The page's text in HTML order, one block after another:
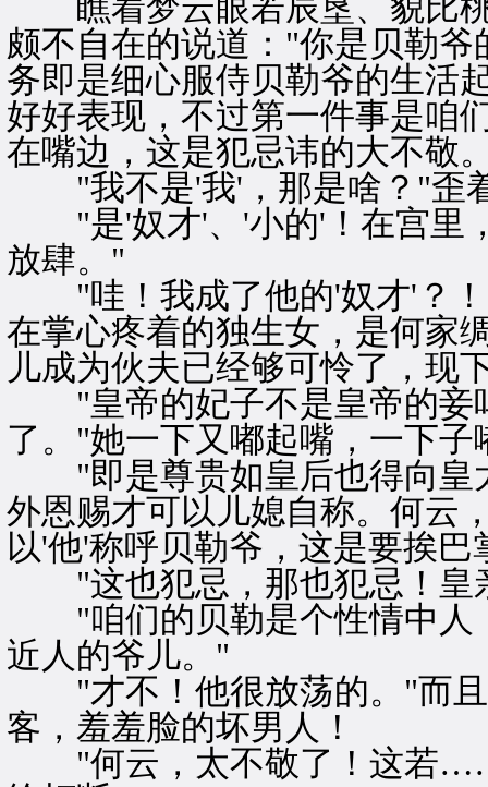
瞧着梦云眼若辰垦、貌比桃
颇不自在的说道："你是贝勒
务即是细心服侍贝勒爷的生活
好好表现，不过第一件事是咱
在嘴边，这是犯忌讳的大不敬
"我不是'我'，那是啥？"歪
"是'奴才'、'小的'！在宫里
放肆。"
"哇！我成了他的'奴才'？！
在掌心疼着的独生女，是何家
儿成为伙夫已经够可怜了，现
"皇帝的妃子不是皇帝的妾
了。"她一下又嘟起嘴，一下
"即是尊贵如皇后也得向皇
外恩赐才可以儿媳自称。何云
以'他'称呼贝勒爷，这是要挨
"这也犯忌，那也犯忌！皇
"咱们的贝勒是个性情中人
近人的爷儿。"
"才不！他很放荡的。"而且
客，羞羞脸的坏男人！
"何云，太不敬了！这若